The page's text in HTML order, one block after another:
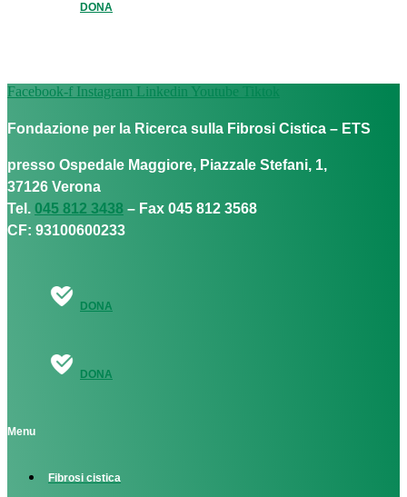
DONA
Facebook-f Instagram Linkedin Youtube Tiktok
Fondazione per la Ricerca sulla Fibrosi Cistica – ETS
presso Ospedale Maggiore, Piazzale Stefani, 1,
37126 Verona
Tel. 045 812 3438 – Fax 045 812 3568
CF: 93100600233
DONA
DONA
Menu
Fibrosi cistica